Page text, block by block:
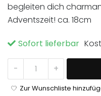
begleiten dich
Adventszeit! ca. 18cm
Sofort lieferbar
-
Harry & Barry Wichtel Set Menge
+
Zur Wunschliste